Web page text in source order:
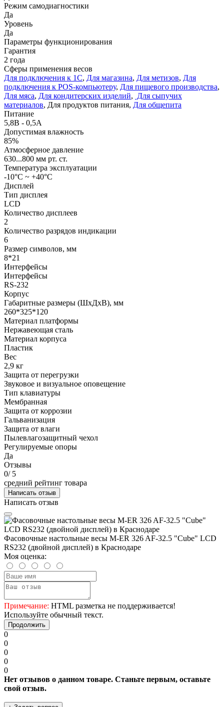
Режим самодиагностики
Да
Уровень
Да
Параметры функционирования
Гарантия
2 года
Сферы применения весов
Для подключения к 1С, Для магазина, Для метизов, Для
подключения к POS-компьютеру, Для пищевого производства,
Для мяса, Для кондитерских изделий, Для сыпучих
материалов, Для продуктов питания, Для общепита
Питание
5,8В - 0,5А
Допустимая влажность
85%
Атмосферное давление
630...800 мм рт. ст.
Температура эксплуатации
-10°C ~ +40°C
Дисплей
Тип дисплея
LCD
Количество дисплеев
2
Количество разрядов индикации
6
Размер символов, мм
8*21
Интерфейсы
Интерфейсы
RS-232
Корпус
Габаритные размеры (ШхДхВ), мм
260*325*120
Материал платформы
Нержавеющая сталь
Материал корпуса
Пластик
Вес
2,9 кг
Защита от перегрузки
Звуковое и визуальное оповещение
Тип клавиатуры
Мембранная
Защита от коррозии
Гальванизация
Защита от влаги
Пылевлагозащитный чехол
Регулируемые опоры
Да
Отзывы
0/ 5
средний рейтинг товара
Написать отзыв
Написать отзыв
Фасовочные настольные весы M-ER 326 AF-32.5 "Cube" LCD
RS232 (двойной дисплей) в Краснодаре
Моя оценка:
Примечание: HTML разметка не поддерживается!
Используйте обычный текст.
Продолжить
0
0
0
0
0
Нет отзывов о данном товаре. Станьте первым, оставьте
свой отзыв.